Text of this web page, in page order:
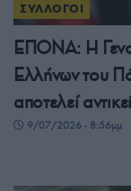
ΣΥΛΛΟΓΟΙ
ΕΠΟΝΑ: Η
Ελλήνων του
αποτελεί
9/07/2026 - 8:56μμ